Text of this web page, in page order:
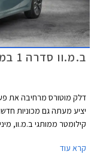
ב.מ.וו סדרה 1 במבצע - יוני 2026
קילומטר ממותגי ב.מ.וו,
קרא עוד